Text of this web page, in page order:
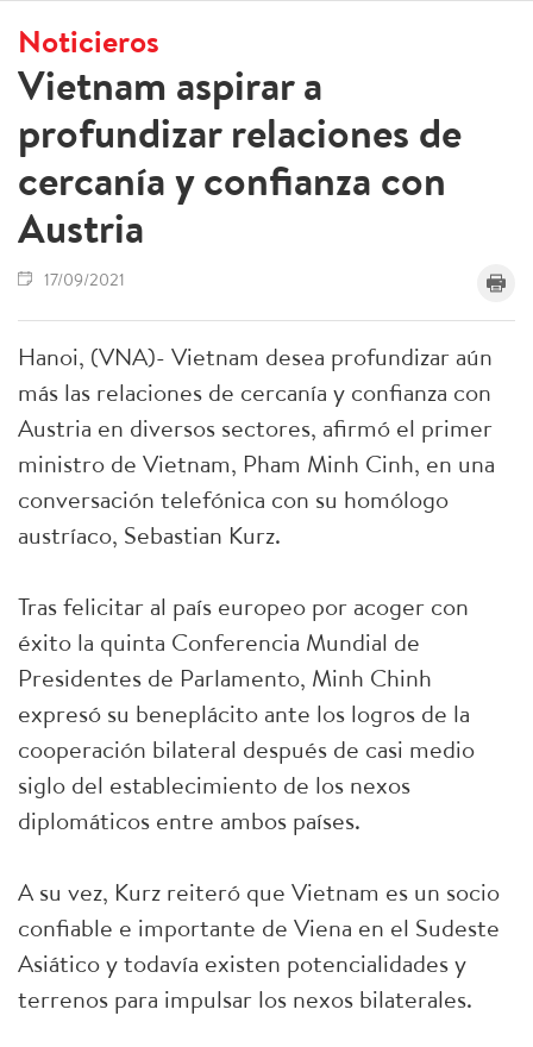
Noticieros
Vietnam aspirar a
profundizar relaciones de
cercanía y confianza con
Austria
17/09/2021
Hanoi, (VNA)- Vietnam desea profundizar aún
más las relaciones de cercanía y confianza con
Austria en diversos sectores, afirmó el primer
ministro de Vietnam, Pham Minh Cinh, en una
conversación telefónica con su homólogo
austríaco, Sebastian Kurz.
Tras felicitar al país europeo por acoger con
éxito la quinta Conferencia Mundial de
Presidentes de Parlamento, Minh Chinh
expresó su beneplácito ante los logros de la
cooperación bilateral después de casi medio
siglo del establecimiento de los nexos
diplomáticos entre ambos países.
A su vez, Kurz reiteró que Vietnam es un socio
confiable e importante de Viena en el Sudeste
Asiático y todavía existen potencialidades y
terrenos para impulsar los nexos bilaterales.